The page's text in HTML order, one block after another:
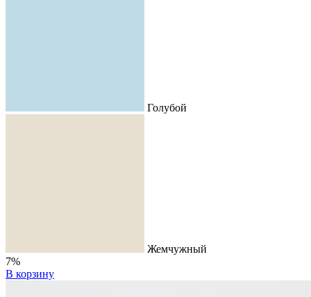
Голубой
Жемчужный
7%
В корзину